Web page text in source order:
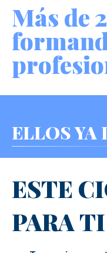
Más de
ELLOS
ESTE
PARA